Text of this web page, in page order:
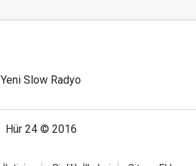
Yeni Slow Radyo
Hür 24 © 2016